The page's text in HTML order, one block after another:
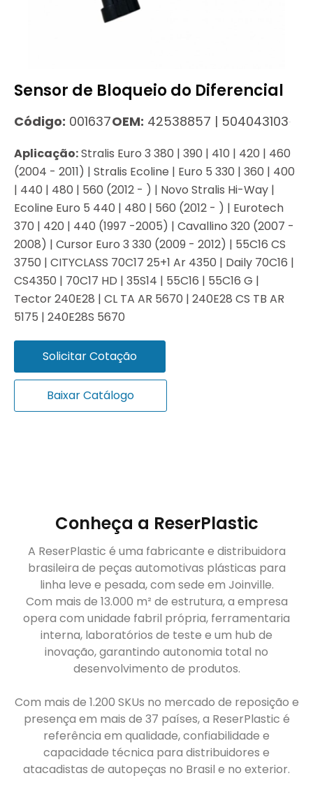
Sensor de Bloqueio do Diferencial
Código: 001637OEM: 42538857 | 504043103
Aplicação:Stralis Euro 3 380 | 390 | 410 | 420 | 460
(2004 - 2011) | Stralis Ecoline | Euro 5 330 | 360 | 400
| 440 | 480 | 560 (2012 - ) | Novo Stralis Hi-Way |
Ecoline Euro 5 440 | 480 | 560 (2012 - ) | Eurotech
370 | 420 | 440 (1997 -2005) | Cavallino 320 (2007 -
2008) | Cursor Euro 3 330 (2009 - 2012) | 55C16 CS
3750 | CITYCLASS 70C17 25+1 Ar 4350 | Daily 70C16 |
CS4350 | 70C17 HD | 35S14 | 55C16 | 55C16 G |
Tector 240E28 | CL TA AR 5670 | 240E28 CS TB AR
5175 | 240E28S 5670
Solicitar Cotação
Baixar Catálogo
Conheça a ReserPlastic
A ReserPlastic é uma fabricante e distribuidora
brasileira de peças automotivas plásticas para
linha leve e pesada, com sede em Joinville.
Com mais de 13.000 m² de estrutura, a empresa
opera com unidade fabril própria, ferramentaria
interna, laboratórios de teste e um hub de
inovação, garantindo autonomia total no
desenvolvimento de produtos.
Com mais de 1.200 SKUs no mercado de reposição e
presença em mais de 37 países, a ReserPlastic é
referência em qualidade, confiabilidade e
capacidade técnica para distribuidores e
atacadistas de autopeças no Brasil e no exterior.